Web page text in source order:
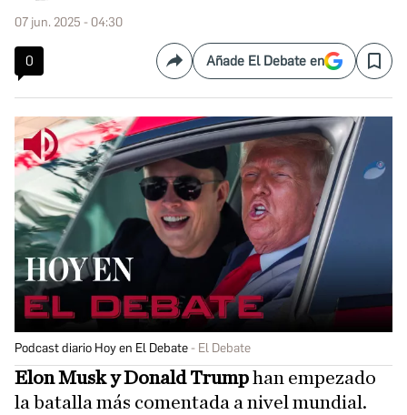
07 jun. 2025 - 04:30
0 CompartirAñade El Debate en Save
Podcast diario Hoy en El Debate El Debate
Elon Musk y Donald Trumphan empezado
la batalla más comentada a nivel mundial.